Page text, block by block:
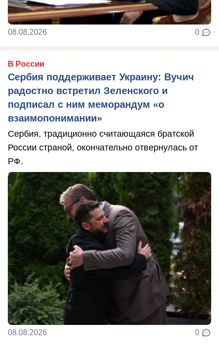
08.08.2026 0
В России
Сербия поддерживает Украину: Вучич
радостно встретил Зеленского и
подписал с ним меморандум «о
взаимопонимании»
Сербия, традиционно считающаяся братской
России страной, окончательно отвернулась от
РФ.
08.08.2026 0